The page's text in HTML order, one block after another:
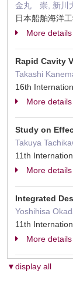
金丸 崇, 新川
日本船舶海洋
More details
Rapid Cavity
Takashi
16th
More details
Study on
Takuya
11th
More details
Integrated
Yoshihisa
11th
More details
▼display all